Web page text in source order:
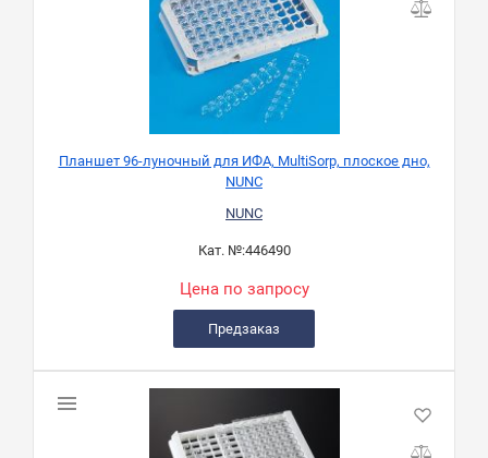
Планшет 96-луночный для ИФА, MultiSorp, плоское дно,
NUNC
NUNC
Кат. №:446490
Цена по запросу
Предзаказ